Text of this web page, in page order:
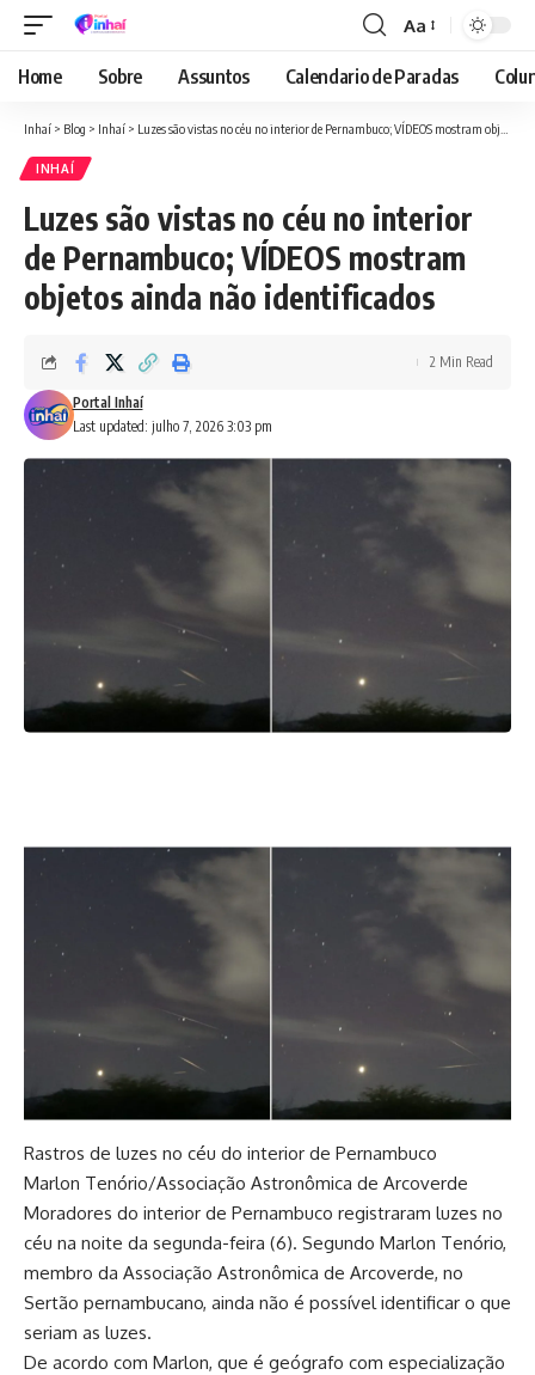
Font
Resizer
Aa
Home Sobre Assuntos Calendario de Paradas
Inhaí > Blog > Inhaí > Luzes são vistas no céu no interior de Pernambuco; VÍDEOS mostram objetos ainda não identificados
INHAÍ
Luzes são vistas no céu no interior
de Pernambuco; VÍDEOS mostram
objetos ainda não identificados
Last updated: julho 7, 2026 3:03 pm
Portal Inhaí
2 Min Read
Rastros de luzes no céu do interior de Pernambuco
Marlon Tenório/Associação Astronômica de Arcoverde
Moradores do interior de Pernambuco registraram luzes no
céu na noite da segunda-feira (6). Segundo Marlon Tenório,
membro da Associação Astronômica de Arcoverde, no
Sertão pernambucano, ainda não é possível identificar o que
seriam as luzes.
De acordo com Marlon, que é geógrafo com especialização